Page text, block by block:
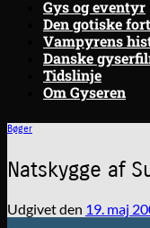
Gys og eventyr
Den gotiske
Vampyrens
Danske
Tidslinje
Om Gyseren
Bøger
Natskygge af
Udgivet den 19. maj